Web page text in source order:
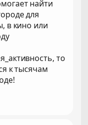
найти
для
в кино или
то
к тысячам